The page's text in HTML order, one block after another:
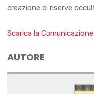
creazione di riserve
Scarica la Comunicazione
AUTORE